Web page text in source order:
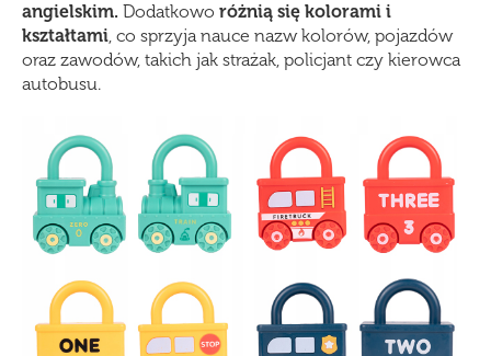
angielskim. Dodatkowo różnią się kolorami i
kształtami, co sprzyja nauce nazw kolorów, pojazdów
oraz zawodów, takich jak strażak, policjant czy kierowca
autobusu.